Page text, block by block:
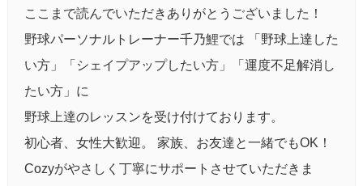
ここまで読んでいただきありがとうございました！
野球パーソナルトレーナー千乃鯉では 「野球上達した
い方」「シェイプアップしたい方」「運度不足解消し
たい方」に
野球上達のレッスンを受け付けております。
初心者、女性大歓迎。 家族、お友達と一緒でもOK！
Cozyがやさしく丁寧にサポートさせていただきま